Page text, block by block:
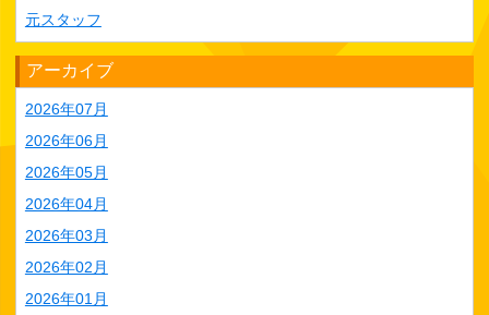
元スタッフ
アーカイブ
2026年07月
2026年06月
2026年05月
2026年04月
2026年03月
2026年02月
2026年01月